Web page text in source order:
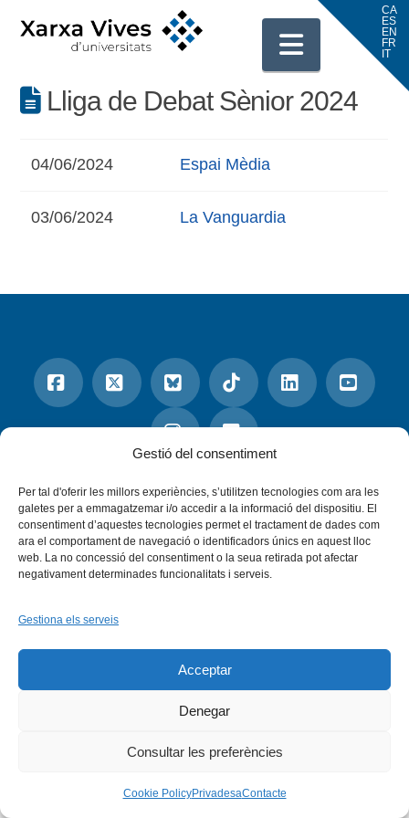
Gestió del consentiment
Per tal d'oferir les millors experiències, s’utilitzen tecnologies com ara les
galetes per a emmagatzemar i/o accedir a la informació del dispositiu. El
consentiment d’aquestes tecnologies permet el tractament de dades com
ara el comportament de navegació o identificadors únics en aquest lloc
web. La no concessió del consentiment o la seua retirada pot afectar
negativament determinades funcionalitats i serveis.
Gestiona els serveis
Acceptar
Denegar
Consultar les preferències
Cookie PolicyPrivadesaContacte
Lliga de Debat Sènior 2024
04/06/2024 Espai Mèdia
03/06/2024 La Vanguardia
Facebook
X BlueskyTiktok LinkedIn
DESENVOLUPAMENT SOSTENIBLE
TRANSPARÈNCIA
MAPA DEL WEB
AVÍS LEGAL PRIVADESA CONTACTE
Copyright © 2026 -Xarxa Vives d'Universitats